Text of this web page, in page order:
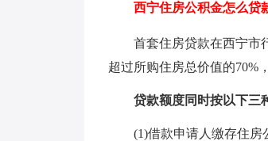
西宁住房公积金怎么贷
首套住房贷款在西宁市
超过所购住房总价值的70%
贷款额度同时按以下三
(1)借款申请人缴存住房